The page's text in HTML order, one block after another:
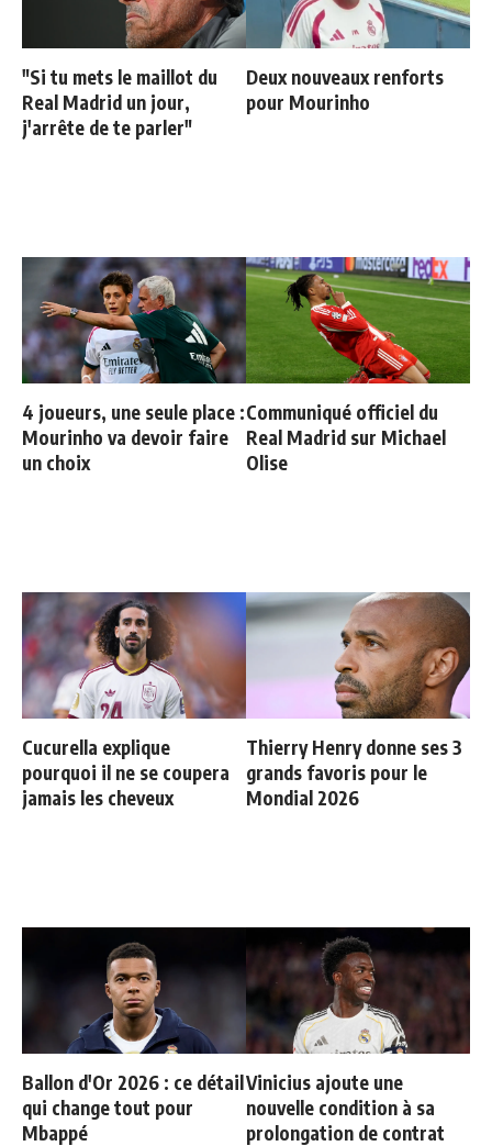
"Si tu mets le maillot du
Real Madrid un jour,
j'arrête de te parler"
Deux nouveaux renforts
pour Mourinho
4 joueurs, une seule place :
Mourinho va devoir faire
un choix
Communiqué officiel du
Real Madrid sur Michael
Olise
Cucurella explique
pourquoi il ne se coupera
jamais les cheveux
Thierry Henry donne ses 3
grands favoris pour le
Mondial 2026
Ballon d'Or 2026 : ce détail
qui change tout pour
Mbappé
Vinicius ajoute une
nouvelle condition à sa
prolongation de contrat